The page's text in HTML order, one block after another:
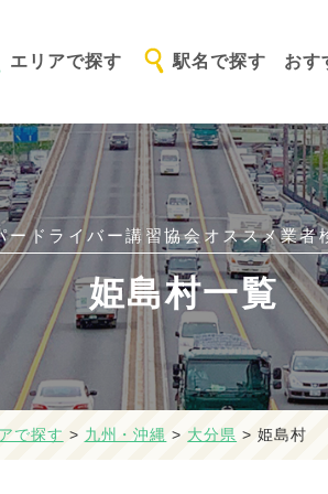
エリアで探す 駅名で探す おす
ードライバー講習協会オススメ業者
姫島村一覧
で探す > 九州・沖縄 > 大分県 >姫島村